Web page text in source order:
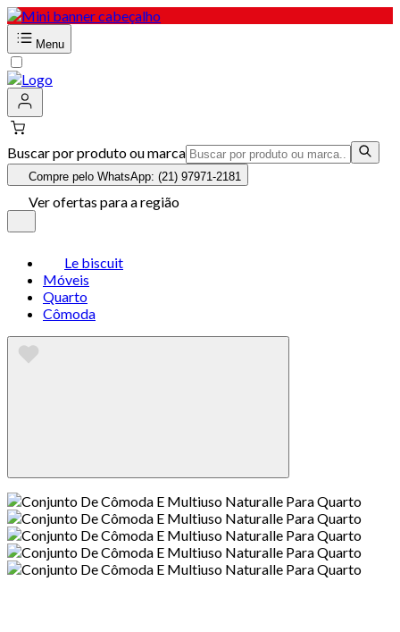
Menu
Buscar por produto ou marca
Compre pelo WhatsApp: (21) 97971-2181
Ver ofertas para a região
Le biscuit
Móveis
Quarto
Cômoda